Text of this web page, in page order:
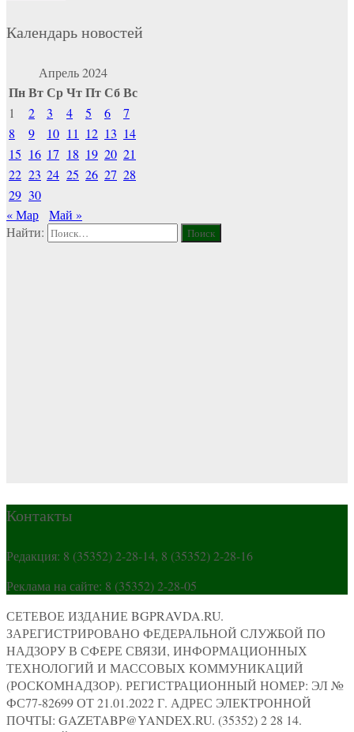
Календарь новостей
Апрель 2024
ПнВтСрЧтПтСбВс
1 2 3 4 5 6
7
8
9 10 11 12 13 14
15 16 17 18 19 20 21
22 23 24 25 26 27 28
29 30
« Мар
Май »
Найти:
Контакты
Редакция: 8 (35352) 2-28-14, 8 (35352) 2-28-16
Реклама на сайте: 8 (35352) 2-28-05
СЕТЕВОЕ ИЗДАНИЕ BGPRAVDA.RU.
ЗАРЕГИСТРИРОВАНО ФЕДЕРАЛЬНОЙ СЛУЖБОЙ ПО
НАДЗОРУ В СФЕРЕ СВЯЗИ, ИНФОРМАЦИОННЫХ
ТЕХНОЛОГИЙ И МАССОВЫХ КОММУНИКАЦИЙ
(РОСКОМНАДЗОР). РЕГИСТРАЦИОННЫЙ НОМЕР: ЭЛ №
ФС77-82699 ОТ 21.01.2022 Г. АДРЕС ЭЛЕКТРОННОЙ
ПОЧТЫ: GAZETABP@YANDEX.RU. (35352) 2 28 14.